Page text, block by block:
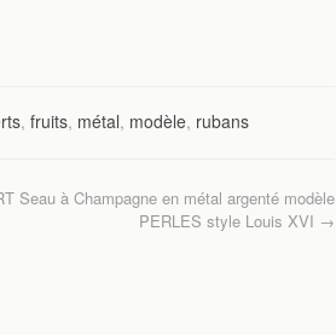
, fruits, métal, modèle, rubans
Seau à Champagne en métal argenté modèle
PERLES style Louis XVI →